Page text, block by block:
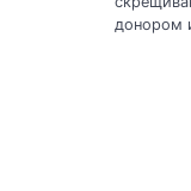
донором